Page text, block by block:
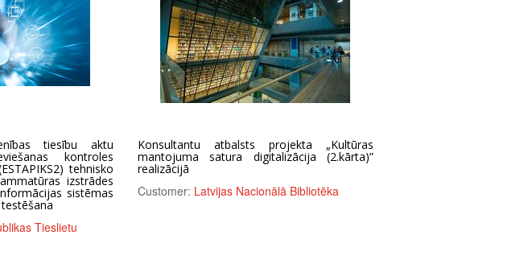
tiesību aktu
kontroles
tehnisko
izstrādes
sistēmas
Tieslietu
Konsultantu atbalsts projekta „Kultūras
mantojuma satura digitalizācija (2.kārta)”
realizācijā
Customer: Latvijas Nacionālā Bibliotēka